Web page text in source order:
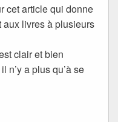
cet article qui donne
aux livres à plusieurs
clair et bien
n’y a plus qu’à se